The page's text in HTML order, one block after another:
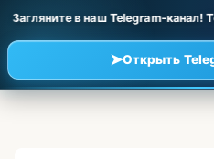
в наш Telegram-канал!
➤Открыть